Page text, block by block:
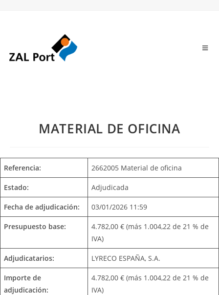
MATERIAL DE OFICINA
Referencia: 2662005 Material de oficina
Estado: Adjudicada
Fecha de adjudicación: 03/01/2026 11:59
Presupuesto base:
4.782,00 € (más 1.004,22 de 21 % de
IVA)
Adjudicatarios: LYRECO ESPAÑA, S.A.
Importe de
adjudicación:
4.782,00 € (más 1.004,22 de 21 % de
IVA)